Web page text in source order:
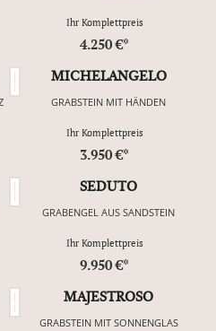
Ihr Komplettpreis
4.250 €*
MICHELANGELO
GRABSTEIN MIT HÄNDEN
Ihr Komplettpreis
3.950 €*
SEDUTO
GRABENGEL AUS SANDSTEIN
Ihr Komplettpreis
9.950 €*
MAJESTROSO
GRABSTEIN MIT SONNENGLAS